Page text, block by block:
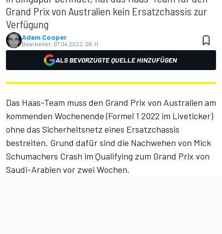
Grand Prix von Australien kein Ersatzchassis zur
Verfügung
Adam Cooper
Bearbeitet: 07.04.2022, 06:11
ALS BEVORZUGTE QUELLE HINZUFÜGEN
Das Haas-Team muss den Grand Prix von Australien am
kommenden Wochenende(Formel 1 2022 im Liveticker)
ohne das Sicherheitsnetz eines Ersatzchassis
bestreiten. Grund dafür sind die Nachwehen von Mick
Schumachers Crash im Qualifying zum Grand Prix von
Saudi-Arabien vor zwei Wochen.